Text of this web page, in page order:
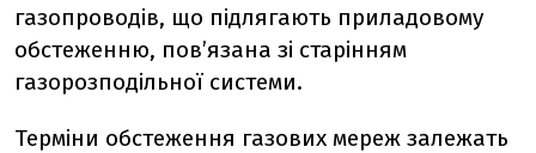
газопроводів, що підлягають приладовому
обстеженню, пов’язана зі старінням
газорозподільної системи.
Терміни обстеження газових мереж залежать